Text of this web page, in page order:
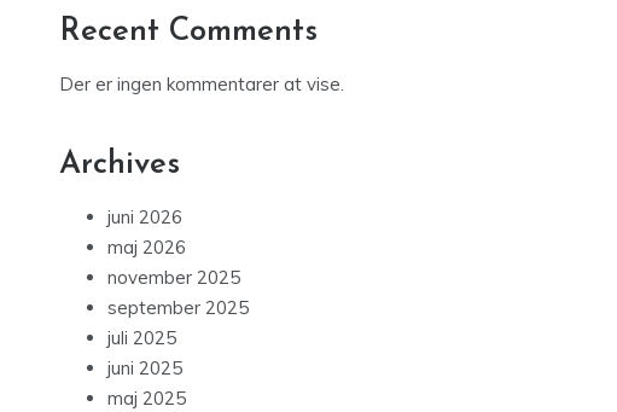
Recent Comments
Der er ingen kommentarer at vise.
Archives
juni 2026
maj 2026
november 2025
september 2025
juli 2025
juni 2025
maj 2025